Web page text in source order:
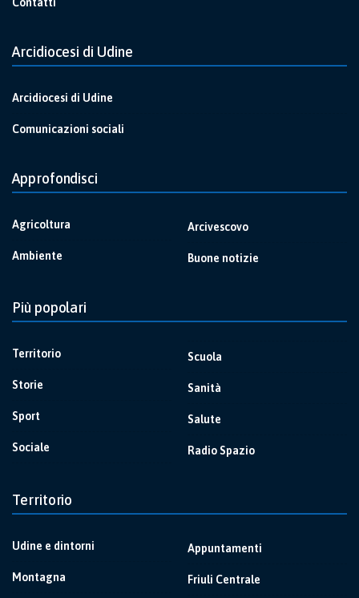
Arcidiocesi di Udine
Arcidiocesi di Udine
Comunicazioni sociali
Approfondisci
Agricoltura
Ambiente
Arcivescovo
Buone notizie
Più popolari
Territorio
Storie
Sport
Sociale
Scuola
Sanità
Salute
Radio Spazio
Territorio
Udine e dintorni
Montagna
Appuntamenti
Friuli Centrale